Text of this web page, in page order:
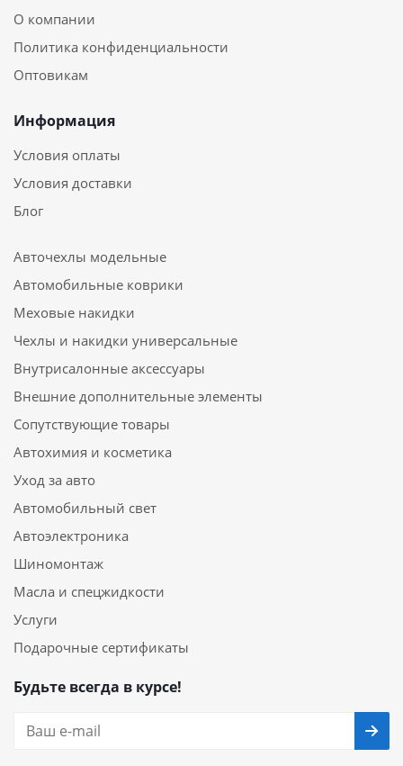
О компании
Политика конфиденциальности
Оптовикам
Информация
Условия оплаты
Условия доставки
Блог
Авточехлы модельные
Автомобильные коврики
Меховые накидки
Чехлы и накидки универсальные
Внутрисалонные аксессуары
Внешние дополнительные элементы
Сопутствующие товары
Автохимия и косметика
Уход за авто
Автомобильный свет
Автоэлектроника
Шиномонтаж
Масла и спецжидкости
Услуги
Подарочные сертификаты
Будьте всегда в курсе!